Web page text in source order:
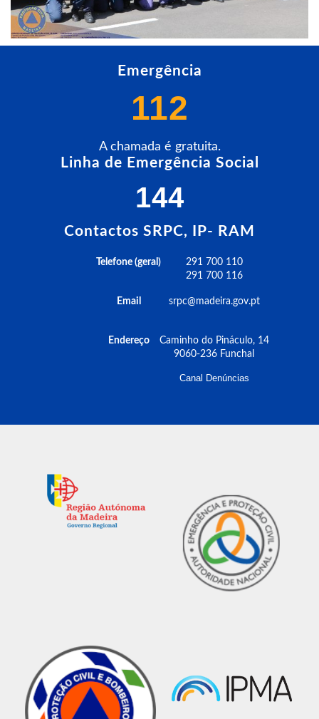
Emergência
112
A chamada é gratuita.
Linha de Emergência Social
144
Contactos SRPC, IP- RAM
Telefone (geral)
Email
Endereço
291 700 110
291 700 116
srpc@madeira.gov.pt
Caminho do Pináculo, 14
9060-236 Funchal
Canal Denúncias